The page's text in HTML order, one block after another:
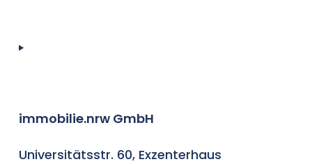
immobilie.nrw GmbH
Universitätsstr. 60, Exzenterhaus